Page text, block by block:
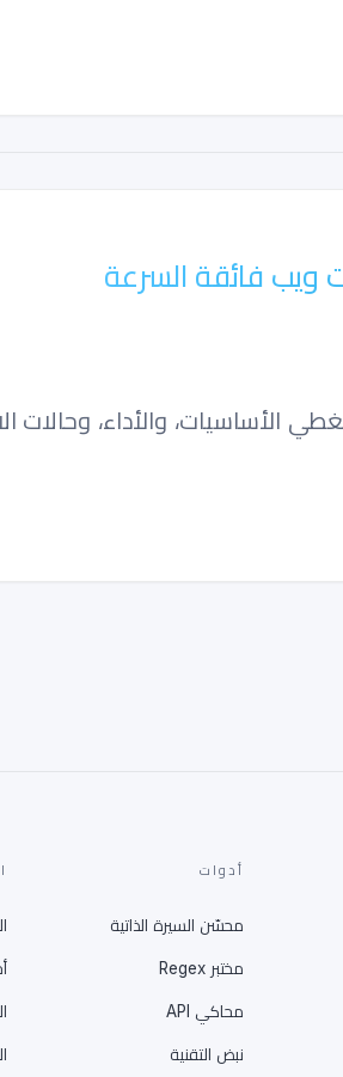
أدوات
محسّن السيرة الذاتية
مختبر Regex
محاكي API
نبض التقنية